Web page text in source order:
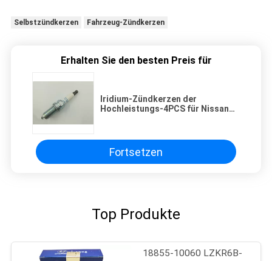
Selbstzündkerzen Fahrzeug-Zündkerzen
Erhalten Sie den besten Preis für
Iridium-Zündkerzen der
Hochleistungs-4PCS für Nissan
Fortsetzen
Top Produkte
18855-10060 LZKR6B-